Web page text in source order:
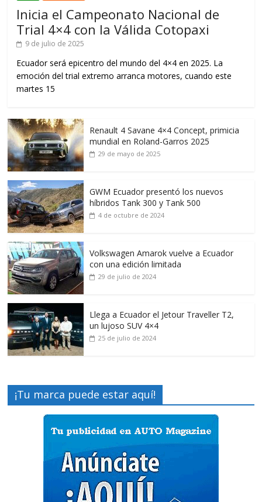
Inicia el Campeonato Nacional de
Trial 4×4 con la Válida Cotopaxi
9 de julio de 2025
Ecuador será epicentro del mundo del 4×4 en 2025. La
emoción del trial extremo arranca motores, cuando este
martes 15
Renault 4 Savane 4×4 Concept, primicia
mundial en Roland-Garros 2025
29 de mayo de 2025
GWM Ecuador presentó los nuevos
híbridos Tank 300 y Tank 500
4 de octubre de 2024
Volkswagen Amarok vuelve a Ecuador
con una edición limitada
29 de julio de 2024
Llega a Ecuador el Jetour Traveller T2,
un lujoso SUV 4×4
25 de julio de 2024
¡Tu marca puede estar aquí!